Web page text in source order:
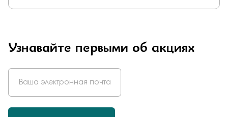
Узнавайте первыми об акциях